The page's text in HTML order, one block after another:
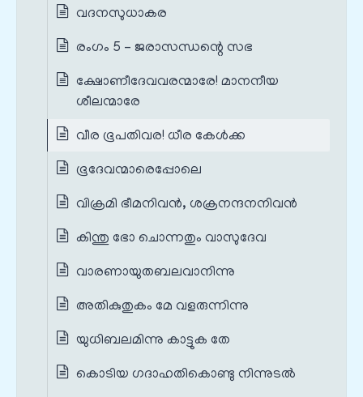
വദനസുധാകര
രംഗം 5 – ജരാസന്ധന്റെ സഭ
ക്ഷോണീദേവവരന്മാരേ! മാനനീയ
ശീലന്മാരേ
വീര ഭൂപതിവര! ധീര കേൾക്ക
ഭൂദേവന്മാരെപ്പോലെ
വിക്രമി ഭീമനിവൻ, ശക്രനന്ദനനിവൻ
കിന്തു ഭോ ചൊന്നതും വാസുദേവ
വാരണായുതബലവാനിന്നു
അതികുതുകം മേ വളരുന്നിന്നു
യുധിബലമിന്നു കാട്ടുക തേ
കൊടിയ ഗദാഹതികൊണ്ടു നിന്നുടൽ